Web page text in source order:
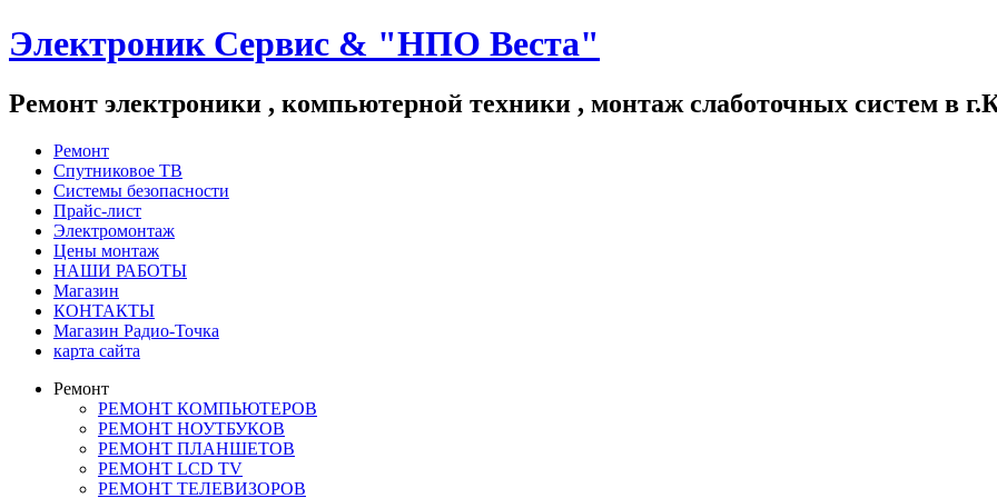
Электроник Сервис & "НПО Веста"
Ремонт электроники , компьютерной техники , монтаж слаботочных систем в
Ремонт
Спутниковое ТВ
Системы безопасности
Прайс-лист
Электромонтаж
Цены монтаж
НАШИ РАБОТЫ
Магазин
КОНТАКТЫ
Магазин Радио-Точка
карта сайта
Ремонт
РЕМОНТ КОМПЬЮТЕРОВ
РЕМОНТ НОУТБУКОВ
РЕМОНТ ПЛАНШЕТОВ
РЕМОНТ LCD TV
РЕМОНТ ТЕЛЕВИЗОРОВ